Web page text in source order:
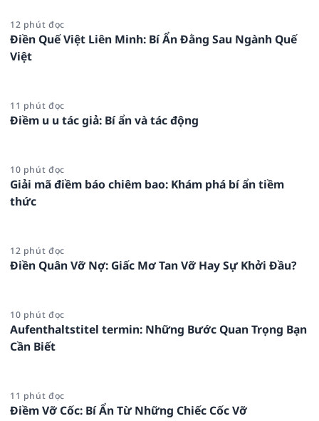
12 phút đọc
Điền Quế Việt Liên Minh: Bí Ẩn Đằng Sau Ngành Quế
Việt
11 phút đọc
Điềm u u tác giả: Bí ẩn và tác động
10 phút đọc
Giải mã điềm báo chiêm bao: Khám phá bí ẩn tiềm
thức
12 phút đọc
Điền Quân Vỡ Nợ: Giấc Mơ Tan Vỡ Hay Sự Khởi Đầu?
10 phút đọc
Aufenthaltstitel termin: Những Bước Quan Trọng Bạn
Cần Biết
11 phút đọc
Điềm Vỡ Cốc: Bí Ẩn Từ Những Chiếc Cốc Vỡ